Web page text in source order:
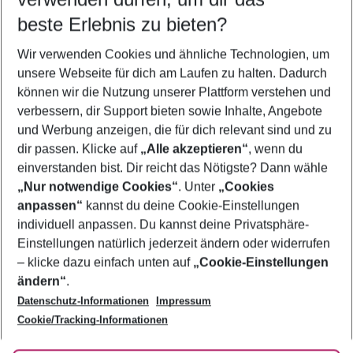
5-8 Nächte
2 Erwachsene Keine Kinder
Mehr Filter anzeigen
Footer
Footer navigation
Über uns
AGB
Bestpreisgarantie
Cookie-Einstellungen ändern
Cookie-Richtlinie
Agenturbetreuung
Barrierefreies Reisen
Folge uns
beste Erlebnis zu bieten?
Wir verwenden Cookies und ähnliche Technologien, um
unsere Webseite für dich am Laufen zu halten. Dadurch
können wir die Nutzung unserer Plattform verstehen und
verbessern, dir Support bieten sowie Inhalte, Angebote
und Werbung anzeigen, die für dich relevant sind und zu
dir passen. Klicke auf „Alle akzeptieren“, wenn du
einverstanden bist. Dir reicht das Nötigste? Dann wähle
„Nur notwendige Cookies“. Unter „Cookies
anpassen“ kannst du deine Cookie-Einstellungen
individuell anpassen. Du kannst deine Privatsphäre-
Einstellungen natürlich jederzeit ändern oder widerrufen
– klicke dazu einfach unten auf „Cookie-Einstellungen
ändern“.
Datenschutz-Informationen
Impressum
Cookie/Tracking-Informationen